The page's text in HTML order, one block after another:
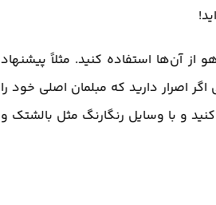
آن‌ها استفاده کنید. مثلاً پیشنهاد
اصرار دارید که مبلمان اصلی خود را
و با وسایل رنگارنگ مثل بالشتک و